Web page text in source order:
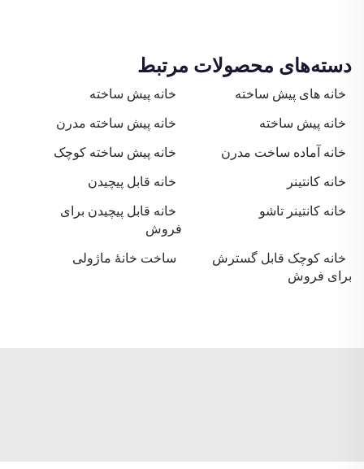
دسته‌های محصولات مرتبط
خانه های پیش ساخته
خانه پیش ساخته
خانه پیش ساخته
خانه پیش ساخته مدرن
خانه آماده ساخت مدرن
خانه پیش ساخته کوچک
خانه کانتینر
خانه قابل پیچیدن
خانه کانتینر تاشو
خانه قابل پیچیدن برای
فروش
خانه کوچک قابل گسترش
برای فروش
ساخت خانهٔ ماژولی